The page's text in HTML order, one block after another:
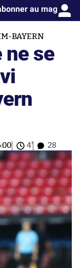
au mag
BAYERN
ne se
4' 28